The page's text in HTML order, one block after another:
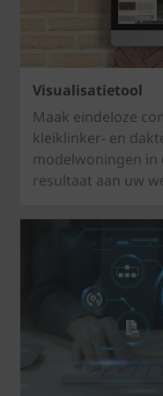
Visualisatietool
Maak eindeloze
kleiklinker- en
modelwoningen
resultaat aan uw